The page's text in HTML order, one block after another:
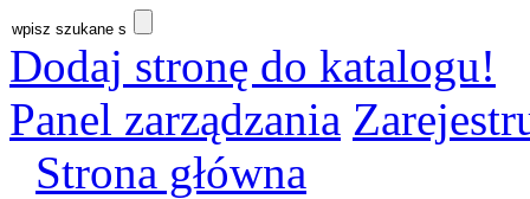
Dodaj stronę do katalogu!
Panel zarządzania
Strona główna